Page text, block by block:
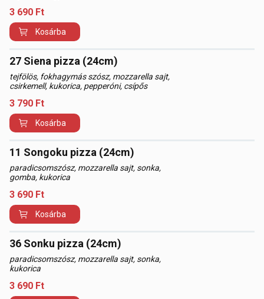
3 690 Ft
Kosárba
27 Siena pizza (24cm)
tejfölös, fokhagymás szósz, mozzarella sajt,
csirkemell, kukorica, pepperóni, csípős
3 790 Ft
Kosárba
11 Songoku pizza (24cm)
paradicsomszósz, mozzarella sajt, sonka,
gomba, kukorica
3 690 Ft
Kosárba
36 Sonku pizza (24cm)
paradicsomszósz, mozzarella sajt, sonka,
kukorica
3 690 Ft